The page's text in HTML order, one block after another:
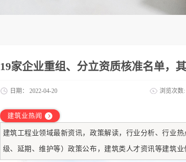
19家企业重组、分立资质核准名单，
日期： 2022-04-20 浏览次数:
建筑业热闻
建筑工程业领域最新资讯，政策解读，行业分析、行业
级、延期、维护等）政策公布，建筑类人才资讯等建筑业